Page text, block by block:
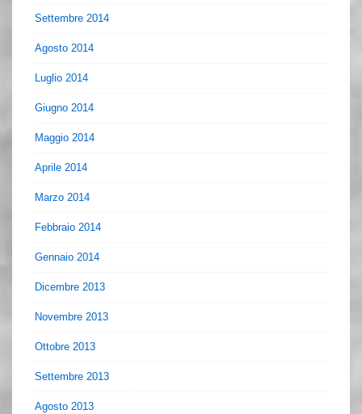
Settembre 2014
Agosto 2014
Luglio 2014
Giugno 2014
Maggio 2014
Aprile 2014
Marzo 2014
Febbraio 2014
Gennaio 2014
Dicembre 2013
Novembre 2013
Ottobre 2013
Settembre 2013
Agosto 2013